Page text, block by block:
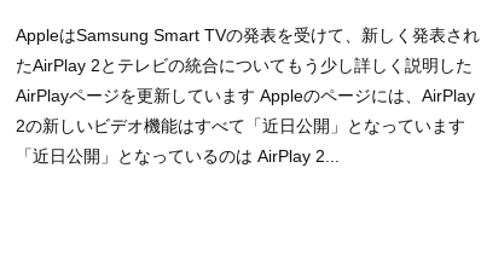
AppleはSamsung Smart TVの発表を受けて、新しく発表され
たAirPlay 2とテレビの統合についてもう少し詳しく説明した
AirPlayページを更新しています Appleのページには、AirPlay
2の新しいビデオ機能はすべて「近日公開」となっています
「近日公開」となっているのは AirPlay 2...